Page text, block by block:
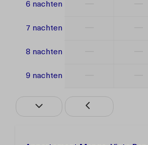
6 nachten
7 nachten
8 nachten
9 nachten